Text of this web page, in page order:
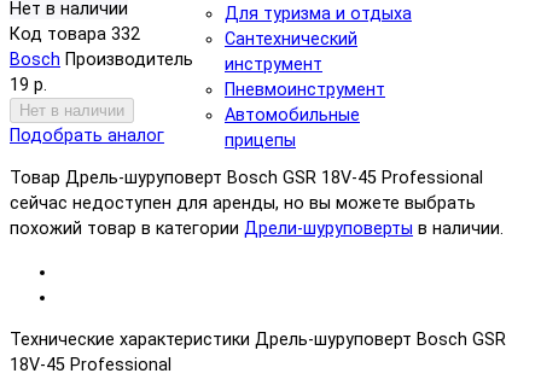
Для туризма и отдыха
Сантехнический
инструмент
Пневмоинструмент
Автомобильные
прицепы
Нет в наличии
Код товара 332
Bosch Производитель
19 р.
Нет в наличии
Подобрать аналог
Товар Дрель-шуруповерт Bosch GSR 18V-45 Professional
сейчас недоступен для аренды, но вы можете выбрать
похожий товар в категории Дрели-шуруповерты в наличии.
Технические характеристики Дрель-шуруповерт Bosch GSR
18V-45 Professional